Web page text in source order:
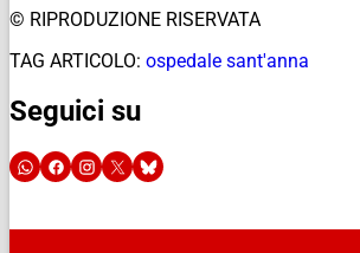
© RIPRODUZIONE RISERVATA
TAG ARTICOLO: ospedale sant'anna
Seguici su